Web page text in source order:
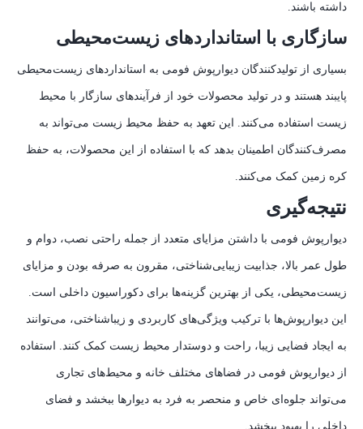
داشته باشند.
سازگاری با استانداردهای زیست‌محیطی
بسیاری از تولیدکنندگان دیوارپوش فومی به استانداردهای زیست‌محیطی
پایبند هستند و در تولید محصولات خود از فرآیندهای سازگار با محیط
زیست استفاده می‌کنند. این تعهد به حفظ محیط زیست می‌تواند به
مصرف‌کنندگان اطمینان بدهد که با استفاده از این محصولات، به حفظ
کره زمین کمک می‌کنند.
نتیجه‌گیری
دیوارپوش فومی با داشتن مزایای متعدد از جمله راحتی نصب، دوام و
طول عمر بالا، جذابیت زیبایی‌شناختی، مقرون به صرفه بودن و مزایای
زیست‌محیطی، یکی از بهترین گزینه‌ها برای دکوراسیون داخلی است.
این دیوارپوش‌ها با ترکیب ویژگی‌های کاربردی و زیباشناختی، می‌توانند
به ایجاد فضایی زیبا، راحت و دوستدار محیط زیست کمک کنند. استفاده
از دیوارپوش فومی در فضاهای مختلف خانه و محیط‌های تجاری
می‌تواند جلوه‌ای خاص و منحصر به فرد به دیوارها ببخشد و فضای
داخلی را بهبود ببخشد.